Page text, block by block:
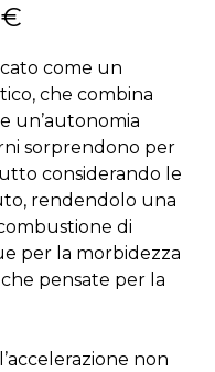
come un
che combina
un’autonomia
sorprendono per
considerando le
rendendolo una
di
per la morbidezza
pensate per la
non